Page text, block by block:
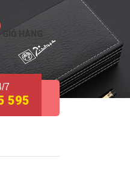
GIỎ HÀNG
7
595